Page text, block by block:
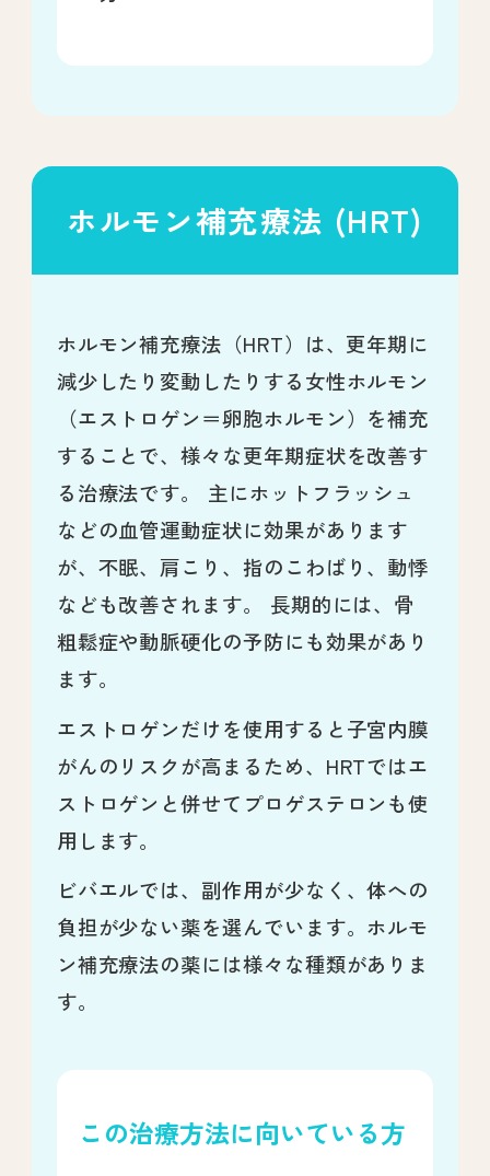
ホルモン補充療法 (HRT)
ホルモン補充療法（HRT）は、更年期に
減少したり変動したりする女性ホルモン
（エストロゲン＝卵胞ホルモン）を補充
することで、様々な更年期症状を改善す
る治療法です。 主にホットフラッシュ
などの血管運動症状に効果があります
が、不眠、肩こり、指のこわばり、動悸
なども改善されます。 長期的には、骨
粗鬆症や動脈硬化の予防にも効果があり
ます。
エストロゲンだけを使用すると子宮内膜
がんのリスクが高まるため、HRTではエ
ストロゲンと併せてプロゲステロンも使
用します。
ビバエルでは、副作用が少なく、体への
負担が少ない薬を選んでいます。ホルモ
ン補充療法の薬には様々な種類がありま
す。
この治療方法に向いている方